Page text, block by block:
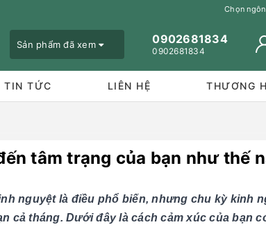
Chọn
Sản phẩm đã xem 0902681834
0902681834
TIN TỨC LIÊN HỆ THƯƠNG
tâm trạng của bạn như thế
nguyệt là điều phổ biến, nhưng chu kỳ kinh
cả tháng. Dưới đây là cách cảm xúc của bạn